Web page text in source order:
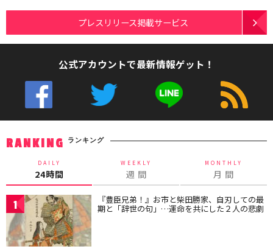
プレスリリース掲載サービス
公式アカウントで最新情報ゲット！
RANKING ランキング
DAILY
24時間
WEEKLY
週 間
MONTHLY
月 間
1 『豊臣兄弟！』お市と柴田勝家、自刃しての最
期と「辞世の句」…運命を共にした２人の悲劇